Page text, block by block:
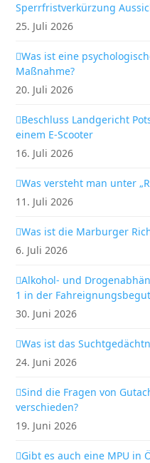
Sperrfristverkürzung
25. Juli 2026
Was ist eine
Maßnahme?
20. Juli 2026
Beschluss Landgericht
einem E-Scooter
16. Juli 2026
Was versteht man unter
11. Juli 2026
Was ist die Marburger
6. Juli 2026
Alkohol- und
1 in der
30. Juni 2026
Was ist das
24. Juni 2026
Sind die Fragen von
verschieden?
19. Juni 2026
Gibt es auch eine MPU in